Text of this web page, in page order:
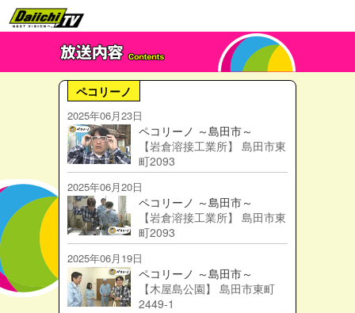
ペコリーノ
2025年06月23日
ペコリーノ ～島田市～
【岩倉溶接工業所】 島田市東
町2093
2025年06月20日
ペコリーノ ～島田市～
【岩倉溶接工業所】 島田市東
町2093
2025年06月19日
ペコリーノ ～島田市～
【木屋島公園】 島田市東町
2449-1